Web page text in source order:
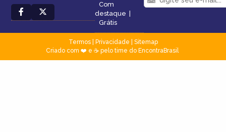
Com
destaque
Grátis
Termos| Privacidade
Sitemap
Criado com ❤️ e ☕ pelo time do EncontraBrasil